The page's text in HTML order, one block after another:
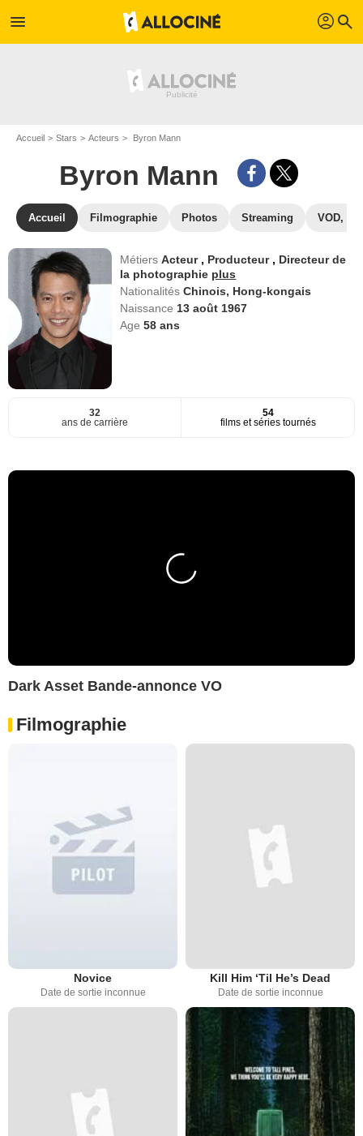
menu profil search
Accueil Stars Acteurs Byron Mann
Byron Mann
Accueil Filmographie Photos Streaming VOD,
MétiersActeur , Producteur , Directeur de
la photographie plus
NationalitésChinois, Hong-kongais
Naissance 13 août 1967
Age58 ans
32
ans de carrière
54
films et séries tournés
Dark Asset Bande-annonce VO
Filmographie
Novice
Date de sortie inconnue
Kill Him ‘Til He’s Dead
Date de sortie inconnue